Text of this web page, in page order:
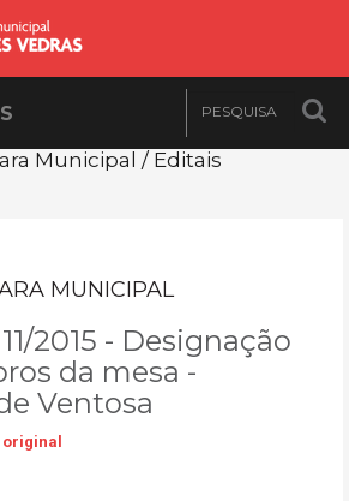
Municipal / Editais
MUNICIPAL
2015 - Designação
da mesa -
Ventosa